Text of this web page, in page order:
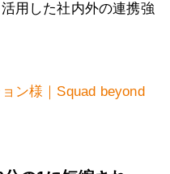
用した社内外の連携強
ン様｜Squad beyond